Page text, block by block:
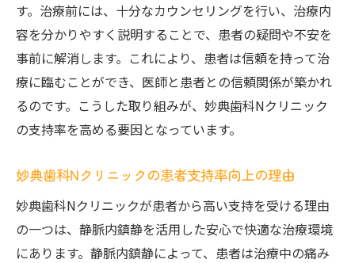
安心感を生む静脈内鎮静の科学的根拠
歯科治療の不安を解消するための取り組み
患者の信頼を得るための透明な治療プロセ
ス
安全性を確保するための厳格な基準
他院と比較した静脈内鎮静の優位性
静脈内鎮静でストレスフリーな歯科治療！妙典
歯科Nクリニックの実例紹介
実例から学ぶ静脈内鎮静の効果
す。治療前には、十分なカウンセリングを行い、治療内
容を分かりやすく説明することで、患者の疑問や不安を
事前に解消します。これにより、患者は信頼を持って治
療に臨むことができ、医師と患者との信頼関係が築かれ
るのです。こうした取り組みが、妙典歯科Nクリニック
の支持率を高める要因となっています。
妙典歯科Nクリニックの患者支持率向上の理由
妙典歯科Nクリニックが患者から高い支持を受ける理由
の一つは、静脈内鎮静を活用した安心で快適な治療環境
にあります。静脈内鎮静によって、患者は治療中の痛み